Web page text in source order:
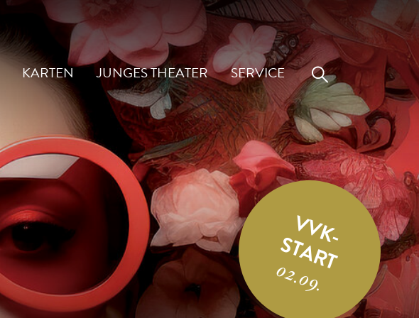
KARTEN JUNGES THEATER SERVICE
VVK-
START
02.09.